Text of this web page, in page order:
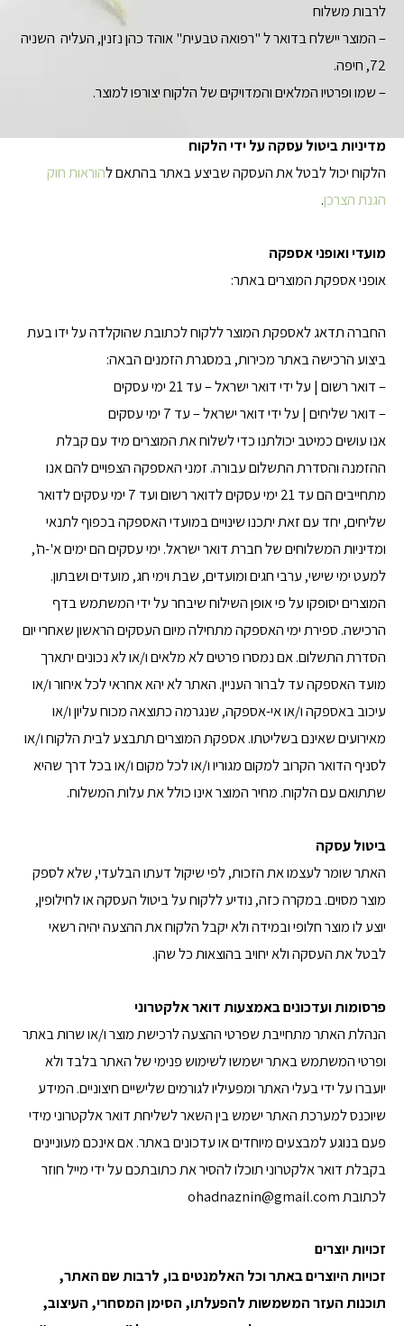
לרבות משלוח
– המוצר יישלח בדואר ל "רפואה טבעית" אוהד כהן נזנין, העליה השניה
72, חיפה.
– שמו ופרטיו המלאים והמדויקים של הלקוח יצורפו למוצר.
מדיניות ביטול עסקה על ידי הלקוח
הלקוח יכול לבטל את העסקה שביצע באתר בהתאם להוראות חוק
הגנת הצרכן.
מועדי ואופני אספקה
אופני אספקת המוצרים באתר:
החברה תדאג לאספקת המוצר ללקוח לכתובת שהוקלדה על ידו בעת
ביצוע הרכישה באתר מכירות, במסגרת הזמנים הבאה:
– דואר רשום | על ידי דואר ישראל – עד 21 ימי עסקים
– דואר שליחים | על ידי דואר ישראל – עד 7 ימי עסקים
אנו עושים כמיטב יכולתנו כדי לשלוח את המוצרים מיד עם קבלת
ההזמנה והסדרת התשלום עבורה. זמני האספקה הצפויים להם אנו
מתחייבים הם עד 21 ימי עסקים לדואר רשום ועד 7 ימי עסקים לדואר
שליחים, יחד עם זאת יתכנו שינויים במועדי האספקה בכפוף לתנאי
ומדיניות המשלוחים של חברת דואר ישראל. ימי עסקים הם ימים א'-ה',
למעט ימי שישי, ערבי חגים ומועדים, שבת וימי חג, מועדים ושבתון.
המוצרים יסופקו על פי אופן השילוח שיבחר על ידי המשתמש בדף
הרכישה. ספירת ימי האספקה מתחילה מיום העסקים הראשון שאחרי יום
הסדרת התשלום. אם נמסרו פרטים לא מלאים ו/או לא נכונים יתארך
מועד האספקה עד לברור העניין. האתר לא יהא אחראי לכל איחור ו/או
עיכוב באספקה ו/או אי-אספקה, שנגרמה כתוצאה מכוח עליון ו/או
מאירועים שאינם בשליטתו. אספקת המוצרים תתבצע לבית הלקוח ו/או
לסניף הדואר הקרוב למקום מגוריו ו/או לכל מקום ו/או בכל דרך שהיא
שתתואם עם הלקוח. מחיר המוצר אינו כולל את עלות המשלוח.
ביטול עסקה
האתר שומר לעצמו את הזכות, לפי שיקול דעתו הבלעדי, שלא לספק
מוצר מסוים. במקרה כזה, נודיע ללקוח על ביטול העסקה או לחילופין,
יוצע לו מוצר חלופי ובמידה ולא יקבל הלקוח את ההצעה יהיה רשאי
לבטל את העסקה ולא יחויב בהוצאות כל שהן.
פרסומות ועדכונים באמצעות דואר אלקטרוני
הנהלת האתר מתחייבת שפרטי ההצעה לרכישת מוצר ו/או שרות באתר
ופרטי המשתמש באתר ישמשו לשימוש פנימי של האתר בלבד ולא
יועברו על ידי בעלי האתר ומפעיליו לגורמים שלישיים חיצוניים. המידע
שיוכנס למערכת האתר ישמש בין השאר לשליחת דואר אלקטרוני מידי
פעם בנוגע למבצעים מיוחדים או עדכונים באתר. אם אינכם מעוניינים
בקבלת דואר אלקטרוני תוכלו להסיר את כתובתכם על ידי מייל חוזר
לכתובתohadnaznin@gmail.com
זכויות יוצרים
זכויות היוצרים באתר וכל האלמנטים בו, לרבות שם האתר,
תוכנות העזר המשמשות להפעלתו, הסימן המסחרי, העיצוב,